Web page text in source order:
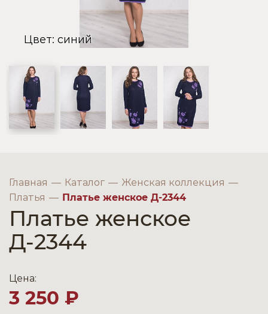
Цвет: синий
Главная Каталог
Женская коллекция
Платья
Платье женское Д-2344
Платье женское
Д-2344
Цена:
3 250 ₽